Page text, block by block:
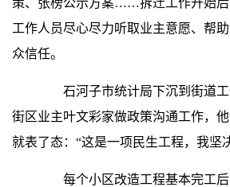
策、张榜公示方案……拆迁工作开始后
工作人员尽心尽力听取业主意愿、帮
众信任。
石河子市统计局下沉到街道工
街区业主叶文彩家做政策沟通工作，
就表了态：“这是一项民生工程，我坚
每个小区改造工程基本完工后